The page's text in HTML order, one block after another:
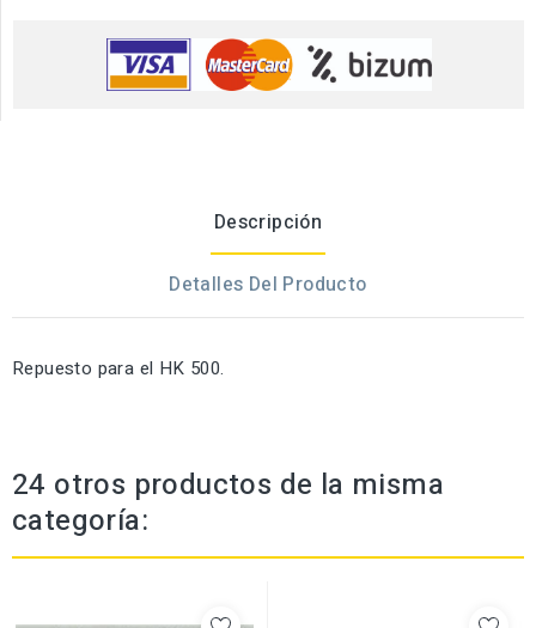
Descripción
Detalles Del Producto
Repuesto para el HK 500.
24 otros productos de la misma
categoría: